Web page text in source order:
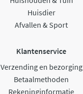
Huisdier
Afvallen & Sport
Klantenservice
Verzending en bezorging
Betaalmethoden
Rekeninginformatie